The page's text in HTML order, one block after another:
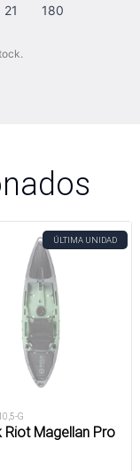
180
ÚLTIMA UNIDAD
G
Riot Magellan Pro